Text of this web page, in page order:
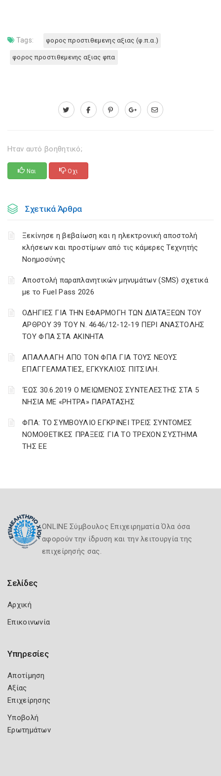
Tags: φορος προστιθεμενης αξιας (φ.π.α.)
φορος προστιθεμενης αξιας φπα
Ηταν αυτό βοηθητικό;
Ναι Οχι
Σχετικά Άρθρα
Ξεκίνησε η βεβαίωση και η ηλεκτρονική αποστολή
κλήσεων και προστίμων από τις κάμερες Τεχνητής
Νοημοσύνης
Αποστολή παραπλανητικών μηνυμάτων (SMS) σχετικά
με το Fuel Pass 2026
ΟΔΗΓΙΕΣ ΓΙΑ ΤΗΝ ΕΦΑΡΜΟΓΗ ΤΩΝ ΔΙΑΤΑΞΕΩΝ ΤΟΥ
ΑΡΘΡΟΥ 39 ΤΟΥ Ν. 4646/12-12-19 ΠΕΡΙ ΑΝΑΣΤΟΛΗΣ
ΤΟΥ ΦΠΑ ΣΤΑ ΑΚΙΝΗΤΑ
ΑΠΑΛΛΑΓΗ ΑΠΟ ΤΟΝ ΦΠΑ ΓΙΑ ΤΟΥΣ ΝΕΟΥΣ
ΕΠΑΓΓΕΛΜΑΤΙΕΣ, ΕΓΚΥΚΛΙΟΣ ΠΙΤΣΙΛΗ.
‘ΕΩΣ 30.6.2019 Ο ΜΕΙΩΜΕΝΟΣ ΣΥΝΤΕΛΕΣΤΗΣ ΣΤΑ 5
ΝΗΣΙΑ ΜΕ «ΡΗΤΡΑ» ΠΑΡΑΤΑΣΗΣ
ΦΠΑ: ΤΟ ΣΥΜΒΟΥΛΙΟ ΕΓΚΡΙΝΕΙ ΤΡΕΙΣ ΣΥΝΤΟΜΕΣ
ΝΟΜΟΘΕΤΙΚΕΣ ΠΡΑΞΕΙΣ ΓΙΑ ΤΟ ΤΡΕΧΟΝ ΣΥΣΤΗΜΑ
ΤΗΣ ΕΕ
ONLINE Σύμβουλος Επιχειρηματία Όλα όσα
αφορούν την ίδρυση και την λειτουργία της
επιχείρησής σας.
Σελίδες
Αρχική
Επικοινωνία
Υπηρεσίες
Αποτίμηση
Αξίας
Επιχείρησης
Υποβολή
Ερωτημάτων